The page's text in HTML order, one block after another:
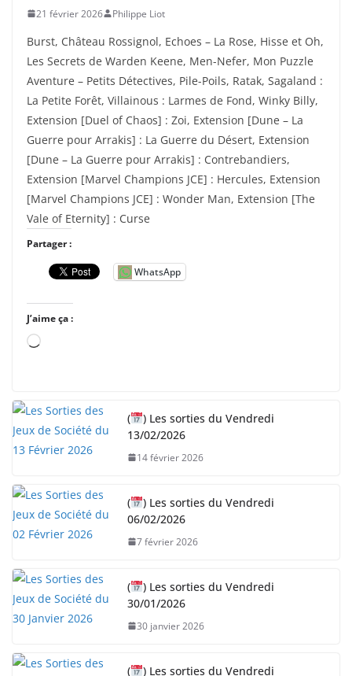
21 février 2026 Philippe Liot
Burst, Château Rossignol, Echoes – La Rose, Hisse et Oh,
Les Secrets de Warden Keene, Men-Nefer, Mon Puzzle
Aventure – Petits Détectives, Pile-Poils, Ratak, Sagaland :
La Petite Forêt, Villainous : Larmes de Fond, Winky Billy,
Extension [Duel of Chaos] : Zoi, Extension [Dune – La
Guerre pour Arrakis] : La Guerre du Désert, Extension
[Dune – La Guerre pour Arrakis] : Contrebandiers,
Extension [Marvel Champions JCE] : Hercules, Extension
[Marvel Champions JCE] : Wonder Man, Extension [The
Vale of Eternity] : Curse
Partager :
WhatsApp
J’aime ça :
C
n
t
…
(
) Les sorties du Vendredi
13/02/2026
14 février 2026
(
) Les sorties du Vendredi
06/02/2026
7 février 2026
(
) Les sorties du Vendredi
30/01/2026
30 janvier 2026
(
) Les sorties du Vendredi